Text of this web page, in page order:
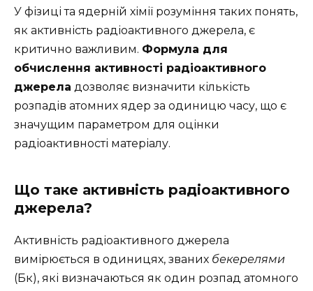
У фізиці та ядерній хімії розуміння таких понять,
як активність радіоактивного джерела, є
критично важливим. Формула для
обчислення активності радіоактивного
джерела дозволяє визначити кількість
розпадів атомних ядер за одиницю часу, що є
значущим параметром для оцінки
радіоактивності матеріалу.
Що таке активність радіоактивного
джерела?
Активність радіоактивного джерела
вимірюється в одиницях, званих бекерелями
(Бк), які визначаються як один розпад атомного